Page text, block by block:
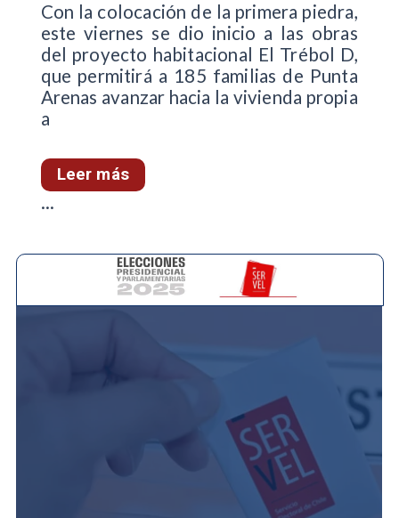
Con la colocación de la primera piedra,
este viernes se dio inicio a las obras
del proyecto habitacional El Trébol D,
que permitirá a 185 familias de Punta
Arenas avanzar hacia la vivienda propia
a
Leer más
...